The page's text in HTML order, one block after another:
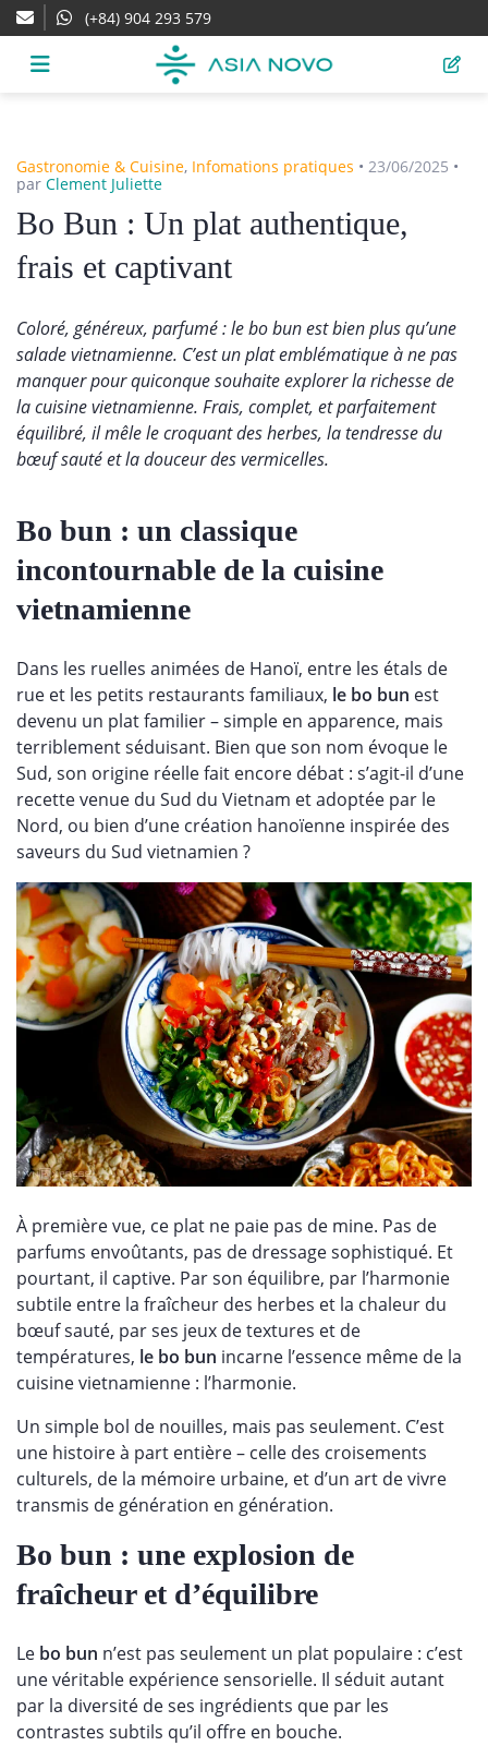
(+84) 904 293 579
Gastronomie & Cuisine, Infomations pratiques • 23/06/2025 •
par Clement Juliette
Bo Bun : Un plat authentique,
frais et captivant
Coloré, généreux, parfumé : le bo bun est bien plus qu’une
salade vietnamienne. C’est un plat emblématique à ne pas
manquer pour quiconque souhaite explorer la richesse de
la cuisine vietnamienne. Frais, complet, et parfaitement
équilibré, il mêle le croquant des herbes, la tendresse du
bœuf sauté et la douceur des vermicelles.
Bo bun : un classique
incontournable de la cuisine
vietnamienne
Dans les ruelles animées de Hanoï, entre les étals de
rue et les petits restaurants familiaux, le bo bun est
devenu un plat familier – simple en apparence, mais
terriblement séduisant. Bien que son nom évoque le
Sud, son origine réelle fait encore débat : s’agit-il d’une
recette venue du Sud du Vietnam et adoptée par le
Nord, ou bien d’une création hanoïenne inspirée des
saveurs du Sud vietnamien ?
À première vue, ce plat ne paie pas de mine. Pas de
parfums envoûtants, pas de dressage sophistiqué. Et
pourtant, il captive. Par son équilibre, par l’harmonie
subtile entre la fraîcheur des herbes et la chaleur du
bœuf sauté, par ses jeux de textures et de
températures, le bo bun incarne l’essence même de la
cuisine vietnamienne : l’harmonie.
Un simple bol de nouilles, mais pas seulement. C’est
une histoire à part entière – celle des croisements
culturels, de la mémoire urbaine, et d’un art de vivre
transmis de génération en génération.
Bo bun : une explosion de
fraîcheur et d’équilibre
Le bo bun n’est pas seulement un plat populaire : c’est
une véritable expérience sensorielle. Il séduit autant
par la diversité de ses ingrédients que par les
contrastes subtils qu’il offre en bouche.